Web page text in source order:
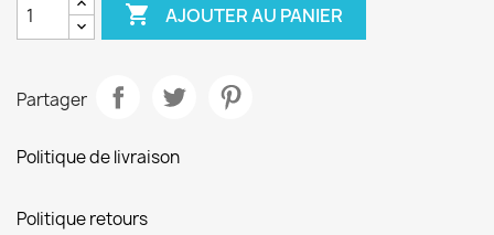
 AJOUTER AU PANIER
Partager
Politique de livraison
Politique retours